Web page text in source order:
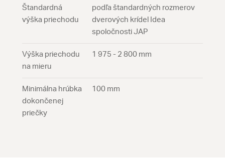
Štandardná
výška priechodu
podľa štandardných rozmerov
dverových krídel Idea
spoločnosti JAP
Výška priechodu
na mieru
1 975 - 2 800 mm
Minimálna hrúbka
dokončenej
priečky
100 mm